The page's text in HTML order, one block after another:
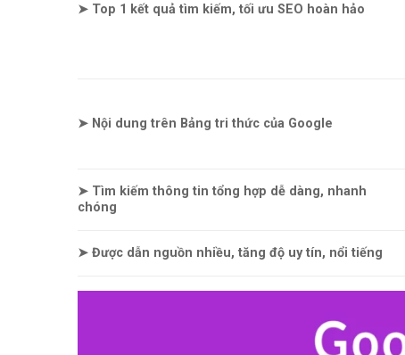
➤ Top 1 kết quả tìm kiếm, tối ưu SEO hoàn hảo
➤ Nội dung trên Bảng tri thức của Google
➤ Tìm kiếm thông tin tổng hợp dễ dàng, nhanh
chóng
➤ Được dẫn nguồn nhiều, tăng độ uy tín, nổi tiếng